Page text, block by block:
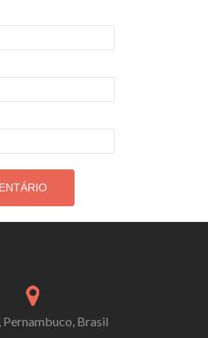
Pernambuco, Brasil